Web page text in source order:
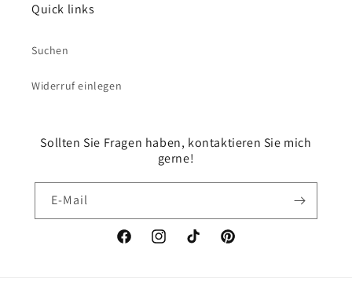
Quick links
Suchen
Widerruf einlegen
Sollten Sie Fragen haben, kontaktieren Sie mich
gerne!
E-Mail
FacebookInstagramTikTok Pinterest